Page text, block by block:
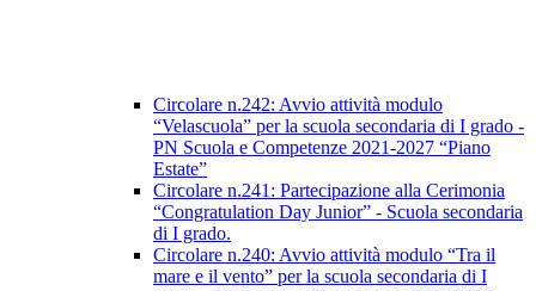
Circolare n.242: Avvio attività modulo
“Velascuola” per la scuola secondaria di I grado -
PN Scuola e Competenze 2021-2027 “Piano
Estate”
Circolare n.241: Partecipazione alla Cerimonia
“Congratulation Day Junior” - Scuola secondaria
di I grado.
Circolare n.240: Avvio attività modulo “Tra il
mare e il vento” per la scuola secondaria di I